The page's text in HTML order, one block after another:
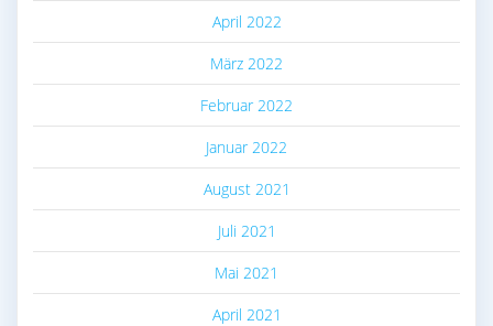
April 2022
März 2022
Februar 2022
Januar 2022
August 2021
Juli 2021
Mai 2021
April 2021